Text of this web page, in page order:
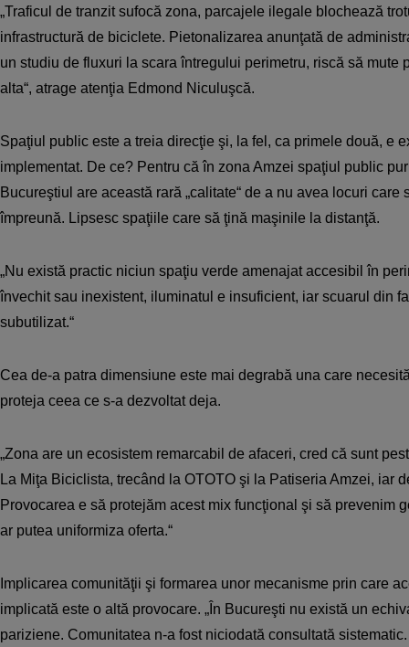
„Traficul de tranzit sufocă zona, parcajele ilegale blochează
infrastructură de biciclete. Pietonalizarea anunţată de
un studiu de fluxuri la scara întregului perimetru, riscă să mute
alta“, atrage atenţia Edmond Niculuşcă.
Spaţiul public este a treia direcţie şi, la fel, ca primele două, e
implementat. De ce? Pentru că în zona Amzei spaţiul public
Bucureştiul are această rară „calitate“ de a nu avea locuri care
împreună. Lipsesc spaţiile care să ţină maşinile la distanţă.
„Nu există practic niciun spaţiu verde amenajat accesibil în
învechit sau inexistent, iluminatul e insuficient, iar scuarul din
subutilizat.“
Cea de-a patra dimensiune este mai degrabă una care
proteja ceea ce s-a dezvoltat deja.
„Zona are un ecosistem remarcabil de afaceri, cred că sunt
La Miţa Biciclista, trecând la OTOTO şi la Patiseria Amzei, iar
Provocarea e să protejăm acest mix funcţional şi să prevenim
ar putea uniformiza oferta.“
Implicarea comunităţii şi formarea unor mecanisme prin care
implicată este o altă provocare. „În Bucureşti nu există un
pariziene. Comunitatea n-a fost niciodată consultată